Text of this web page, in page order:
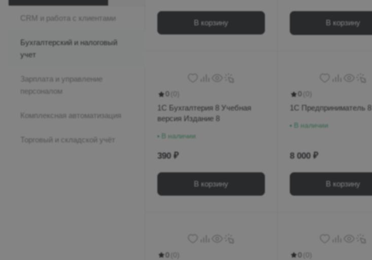
CRM и работа с клиентами
Бухгалтерский и налоговый
учет
Зарплата и управление
персоналом
Комплексная автоматизация
Торговый и складской учёт
В корзину В корзину
0
1С Бухгалтерия 8 Учебная
версия Издание 8
В наличии
390 ₽
В корзину
0
1С Предприниматель 8
В наличии
8 000 ₽
В корзину
0 0